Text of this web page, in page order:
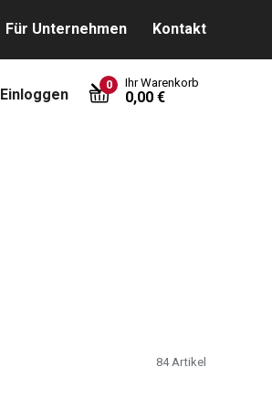
Für Unternehmen Kontakt
Einloggen
0 Ihr Warenkorb
0,00 €
84Artikel